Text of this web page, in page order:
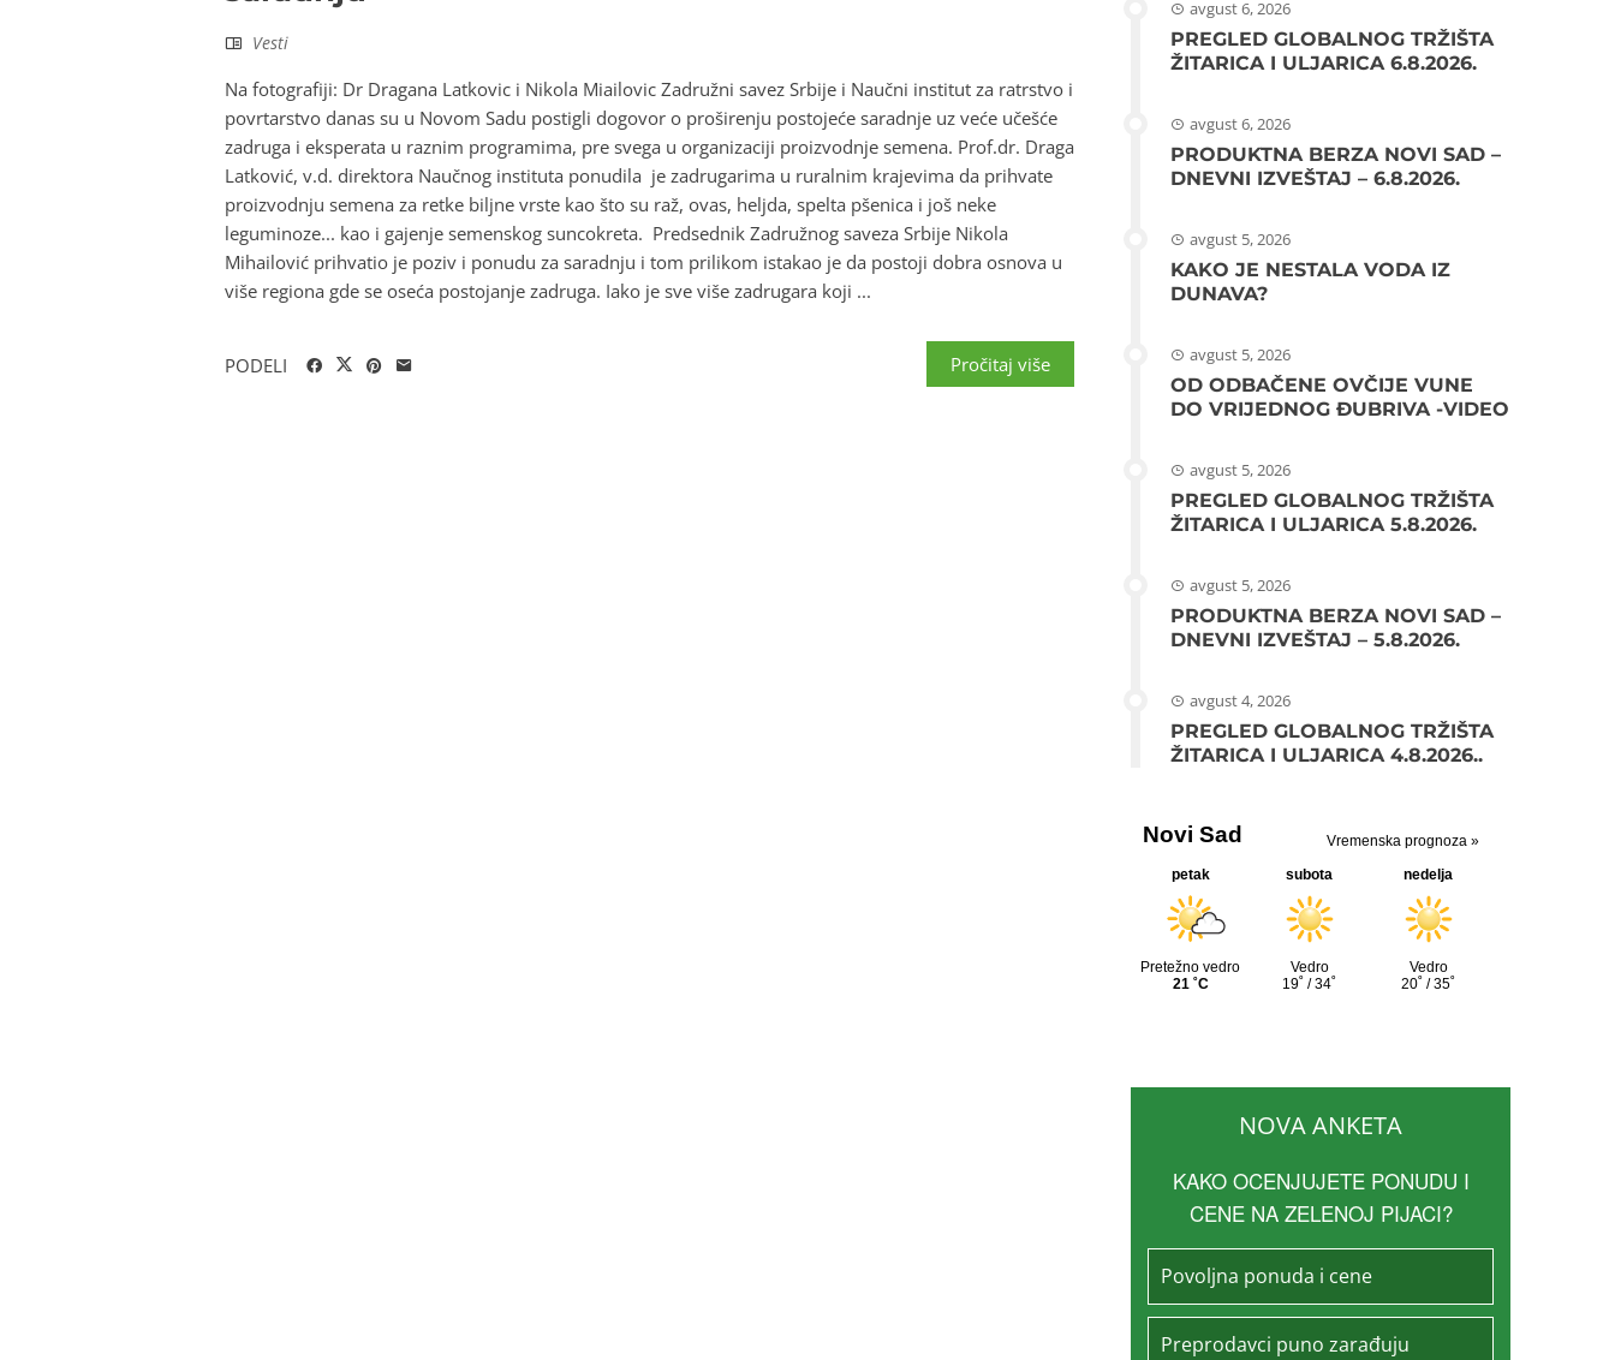
Vesti
Na fotografiji: Dr Dragana Latkovic i Nikola Miailovic Zadružni savez Srbije i Naučni institut za ratrstvo i
povrtarstvo danas su u Novom Sadu postigli dogovor o proširenju postojeće saradnje uz veće učešće
zadruga i eksperata u raznim programima, pre svega u organizaciji proizvodnje semena. Prof.dr. Draga
Latković, v.d. direktora Naučnog instituta ponudila je zadrugarima u ruralnim krajevima da prihvate
proizvodnju semena za retke biljne vrste kao što su raž, ovas, heljda, spelta pšenica i još neke
leguminoze... kao i gajenje semenskog suncokreta. Predsednik Zadružnog saveza Srbije Nikola
Mihailović prihvatio je poziv i ponudu za saradnju i tom prilikom istakao je da postoji dobra osnova u
više regiona gde se oseća postojanje zadruga. Iako je sve više zadrugara koji ...
Pročitaj više
PODELI
avgust 6, 2026
PREGLED GLOBALNOG TRŽIŠTA
ŽITARICA I ULJARICA 6.8.2026.
avgust 6, 2026
PRODUKTNA BERZA NOVI SAD –
DNEVNI IZVEŠTAJ – 6.8.2026.
avgust 5, 2026
KAKO JE NESTALA VODA IZ
DUNAVA?
avgust 5, 2026
OD ODBAČENE OVČIJE VUNE
DO VRIJEDNOG ĐUBRIVA -VIDEO
avgust 5, 2026
PREGLED GLOBALNOG TRŽIŠTA
ŽITARICA I ULJARICA 5.8.2026.
avgust 5, 2026
PRODUKTNA BERZA NOVI SAD –
DNEVNI IZVEŠTAJ – 5.8.2026.
avgust 4, 2026
PREGLED GLOBALNOG TRŽIŠTA
ŽITARICA I ULJARICA 4.8.2026..
NOVA ANKETA
KAKO OCENJUJETE PONUDU I
CENE NA ZELENOJ PIJACI?
Povoljna ponuda i cene
Preprodavci puno zarađuju